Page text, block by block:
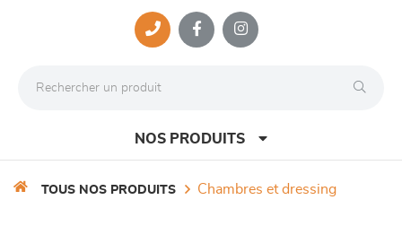
NOS PRODUITS
TOUS NOS PRODUITS chambres et dressing